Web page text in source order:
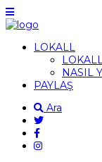
LOKALL
NASIL
PAYLAŞ
Ara